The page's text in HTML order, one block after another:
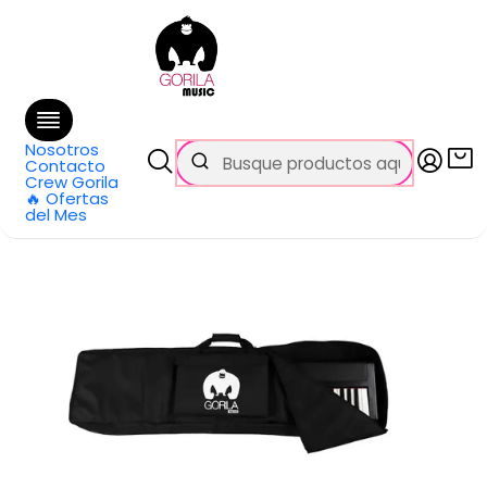
Nosotros
Contacto
Crew Gorila
🔥 Ofertas
del Mes
GRATIS
en Santiago y $99.990 en Regiones
Categorías Pianos y teclados
Cases y Fundas
Funda Para Teclado 88 Teclas GM88BK-P GORILA